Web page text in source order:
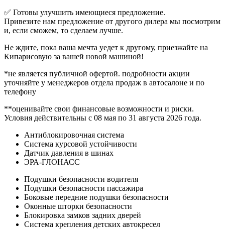
✅ Готовы улучшить имеющиеся предложение.
Привезите нам предложение от другого дилера мы посмотрим
и, если сможем, то сделаем лучше.
Не ждите, пока ваша мечта уедет к другому, приезжайте на
Кипарисовую за вашей новой машиной!
*не является публичной офертой. подробности акции
уточняйте у менеджеров отдела продаж в автосалоне и по
телефону
**оценивайте свои финансовые возможности и риски.
Условия действительны с 08 мая по 31 августа 2026 года.
Антиблокировочная система
Система курсовой устойчивости
Датчик давления в шинах
ЭРА-ГЛОНАСС
Подушки безопасности водителя
Подушки безопасности пассажира
Боковые передние подушки безопасности
Оконные шторки безопасности
Блокировка замков задних дверей
Система крепления детских автокресел